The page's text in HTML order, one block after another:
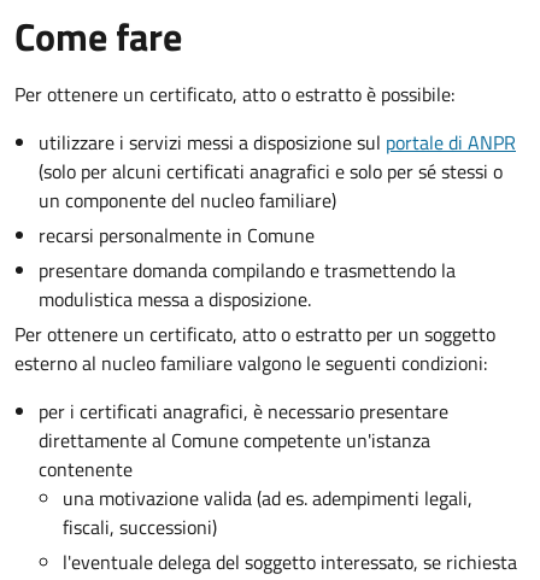
Come fare
Per ottenere un certificato, atto o estratto è possibile:
utilizzare i servizi messi a disposizione sul portale di ANPR
(solo per alcuni certificati anagrafici e solo per sé stessi o
un componente del nucleo familiare)
recarsi personalmente in Comune
presentare domanda compilando e trasmettendo la
modulistica messa a disposizione.
Per ottenere un certificato, atto o estratto per un soggetto
esterno al nucleo familiare valgono le seguenti condizioni:
per i certificati anagrafici, è necessario presentare
direttamente al Comune competente un'istanza
contenente
una motivazione valida (ad es. adempimenti legali,
fiscali, successioni)
l'eventuale delega del soggetto interessato, se richiesta